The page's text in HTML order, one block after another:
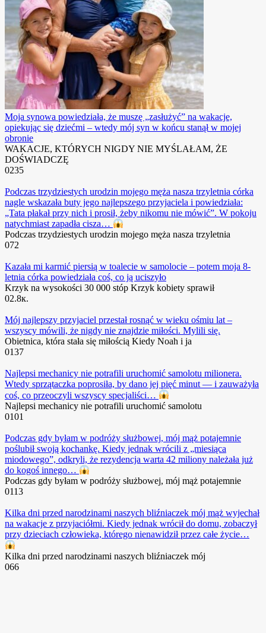
Moja synowa powiedziała, że ​​muszę „zasłużyć” na wakacje,
opiekując się dziećmi – wtedy mój syn w końcu stanął w mojej
obronie
WAKACJE, KTÓRYCH NIGDY NIE MYŚLAŁAM, ŻE
DOŚWIADCZĘ
0235
Podczas trzydziestych urodzin mojego męża nasza trzyletnia córka
nagle wskazała buty jego najlepszego przyjaciela i powiedziała:
„Tata płakał przy nich i prosił, żeby nikomu nie mówić”. W pokoju
natychmiast zapadła cisza…
Podczas trzydziestych urodzin mojego męża nasza trzyletnia
072
Kazała mi karmić piersią w toalecie w samolocie – potem moja 8-
letnia córka powiedziała coś, co ją uciszyło
Krzyk na wysokości 30 000 stóp Krzyk kobiety sprawił
02.8к.
Mój najlepszy przyjaciel przestał rosnąć w wieku ośmiu lat –
wszyscy mówili, że nigdy nie znajdzie miłości. Mylili się.
Obietnica, która stała się miłością Kiedy Noah i ja
0137
Najlepsi mechanicy nie potrafili uruchomić samolotu milionera.
Wtedy sprzątaczka poprosiła, by dano jej pięć minut — i zauważyła
coś, co przeoczyli wszyscy specjaliści…
Najlepsi mechanicy nie potrafili uruchomić samolotu
0101
Podczas gdy byłam w podróży służbowej, mój mąż potajemnie
poślubił swoją kochankę. Kiedy jednak wrócili z „miesiąca
miodowego”, odkryli, że rezydencja warta 42 miliony należała już
do kogoś innego…
Podczas gdy byłam w podróży służbowej, mój mąż potajemnie
0113
Kilka dni przed narodzinami naszych bliźniaczek mój mąż wyjechał
na wakacje z przyjaciółmi. Kiedy jednak wrócił do domu, zobaczył
przy dzieciach człowieka, którego nienawidził przez całe życie…
Kilka dni przed narodzinami naszych bliźniaczek mój
066